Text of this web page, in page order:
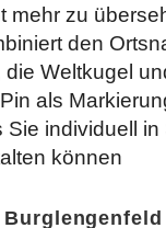
mehr zu
den
Weltkugel
als
Sie individuell
können